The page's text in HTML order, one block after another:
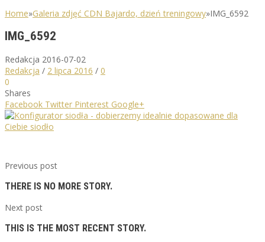
Home»Galeria zdjęć CDN Bajardo, dzień treningowy»IMG_6592
IMG_6592
Redakcja 2016-07-02
Redakcja / 2 lipca 2016 / 0
0
Shares
Facebook Twitter Pinterest Google+
Previous post
THERE IS NO MORE STORY.
Next post
THIS IS THE MOST RECENT STORY.